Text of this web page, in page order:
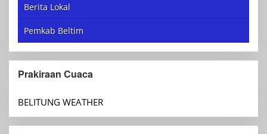
Berita Lokal
Pemkab Beltim
Prakiraan Cuaca
BELITUNG WEATHER